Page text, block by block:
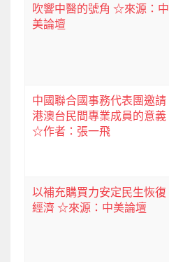
吹響中醫的號角 ☆來源：中
美論壇
中國聯合國事務代表團邀請
港澳台民間專業成員的意義
☆作者：張一飛
以補充購買力安定民生恢復
經濟 ☆來源：中美論壇